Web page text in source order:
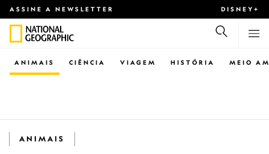
ASSINE A NEWSLETTER DISNEY+
CIÊNCIA VIAGEM
ANIMAIS HISTÓRIA MEIO
ANIMAIS